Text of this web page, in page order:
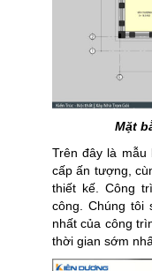
Mặt
Trên đây là mẫu
cấp ấn tượng,
thiết kế. Công
công. Chúng tôi
nhất của công
thời gian sớm